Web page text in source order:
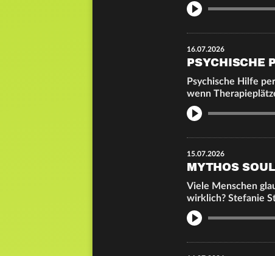
16.07.2026
PSYCHISCHE
Psychische Hilfe
wenn
15.07.2026
MYTHOS
Viele Menschen
wirklich? Stefanie